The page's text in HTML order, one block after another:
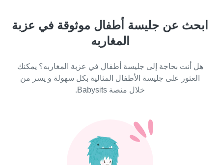
ابحث عن جليسة أطفال موثوقة في عزبة
المغاربه
هل أنت بحاجة إلى جليسة أطفال في عزبة المغاربه؟ يمكنك
العثور على جليسة الأطفال المثالية بكل سهولة و يسر من
خلال منصة Babysits.